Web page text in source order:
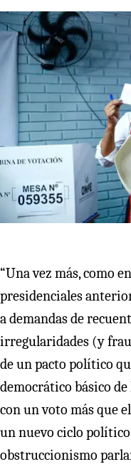
“Una vez más, como
presidenciales
a demandas de
irregularidades (y
de un pacto político
democrático básico
con un voto más que
un nuevo ciclo
obstruccionismo